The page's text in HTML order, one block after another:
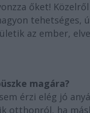
őket!
tehetséges,
az ember,
magára?
érzi elég jó
otthonról, ha